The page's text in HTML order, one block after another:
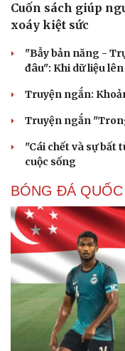
Cuốn sách giúp
xoáy kiệt sức
"Bẫy bản năng -
đâu": Khi dữ liệu
Truyện ngắn:
Truyện ngắn
"Cái chết và sự bất
cuộc sống
BÓNG ĐÁ